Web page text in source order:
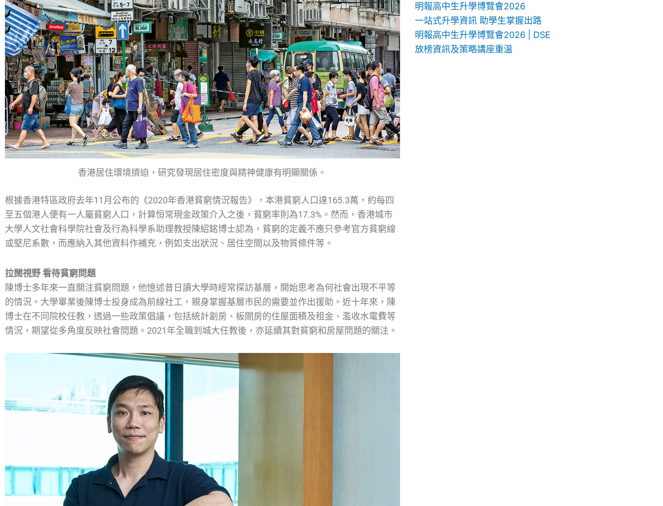
香港居住環境擠迫，研究發現居住密度與精神健康有明顯關係。
根據香港特區政府去年11月公布的《2020年香港貧窮情況報告》，本港貧窮人口達165.3萬，約每四
至五個港人便有一人屬貧窮人口，計算恒常現金政策介入之後，貧窮率則為17.3%。然而，香港城市
大學人文社會科學院社會及行為科學系助理教授陳紹銘博士認為，貧窮的定義不應只參考官方貧窮線
或堅尼系數，而應納入其他資料作補充，例如支出狀況、居住空間以及物質條件等。
拉闊視野 看待貧窮問題
陳博士多年來一直關注貧窮問題，他憶述昔日讀大學時經常探訪基層，開始思考為何社會出現不平等
的情況。大學畢業後陳博士投身成為前線社工，親身掌握基層市民的需要並作出援助。近十年來，陳
博士在不同院校任教，透過一些政策倡議，包括統計劏房、板間房的住屋面積及租金、濫收水電費等
情況，期望從多角度反映社會問題。2021年全職到城大任教後，亦延續其對貧窮和房屋問題的關注。
明報高中生升學博覽會2026
一站式升學資訊 助學生掌握出路
明報高中生升學博覽會2026 | DSE
放榜資訊及策略講座重溫